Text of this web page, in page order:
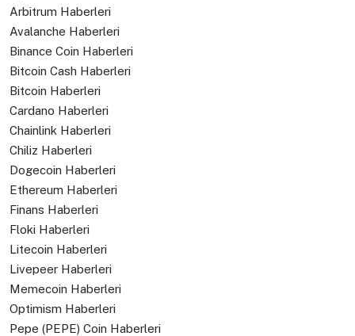
Arbitrum Haberleri
Avalanche Haberleri
Binance Coin Haberleri
Bitcoin Cash Haberleri
Bitcoin Haberleri
Cardano Haberleri
Chainlink Haberleri
Chiliz Haberleri
Dogecoin Haberleri
Ethereum Haberleri
Finans Haberleri
Floki Haberleri
Litecoin Haberleri
Livepeer Haberleri
Memecoin Haberleri
Optimism Haberleri
Pepe (PEPE) Coin Haberleri